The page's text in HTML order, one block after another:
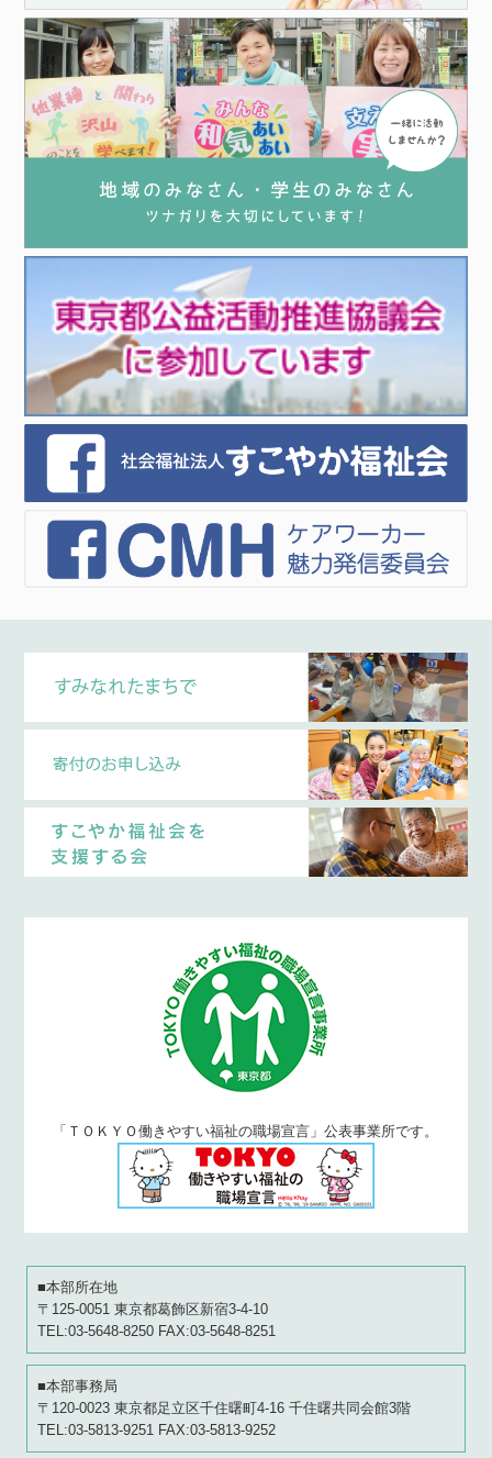
「ＴＯＫＹＯ働きやすい福祉の職場宣言」公表事業所です。
■本部所在地
〒125-0051 東京都葛飾区新宿3-4-10
TEL:03-5648-8250 FAX:03-5648-8251
■本部事務局
〒120-0023 東京都足立区千住曙町4-16 千住曙共同会館3階
TEL:03-5813-9251 FAX:03-5813-9252